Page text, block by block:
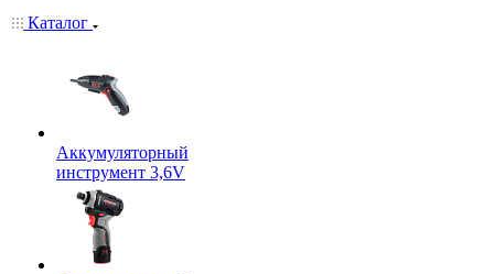
Каталог
Аккумуляторный
инструмент 3,6V